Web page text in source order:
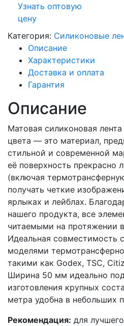
черная
матовая
50мм
Узнать оптовую
цену
Категория: Силиконовые
Описание
Характеристики
Доставка и оплата
Гарантия
Описание
Матовая силиконовая
цвета — это материал,
стильной и современной
её поверхность прекрасно
(включая
получать четкие
ярлыках и лейблах.
нашего продукта, все
читаемыми на протяжении
Идеальная совместимость
моделями
такими как Godex, TSC,
Ширина 50 мм идеально
изготовления крупных
метра удобна в небольших
Рекомендация: для